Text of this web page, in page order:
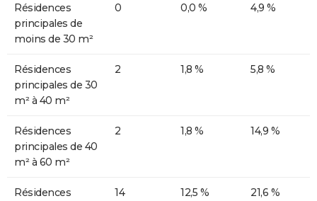
Résidences
principales de
moins de 30 m²
0 0,0 % 4,9 %
Résidences
principales de 30
m² à 40 m²
2 1,8 % 5,8 %
Résidences
principales de 40
m² à 60 m²
2 1,8 % 14,9 %
Résidences
14 12,5 % 21,6 %